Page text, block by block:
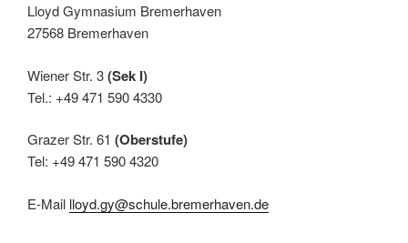
Lloyd Gymnasium Bremerhaven
27568 Bremerhaven
Wiener Str. 3(Sek I)
Tel.: +49 471 590 4330
Grazer Str. 61 (Oberstufe)
Tel: +49 471 590 4320
E-Mail lloyd.gy@schule.bremerhaven.de